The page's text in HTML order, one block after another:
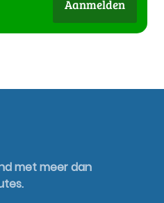
Aanmelden
met meer dan